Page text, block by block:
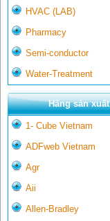
HVAC (LAB)
Pharmacy
Semi-conductor
Water-Treatment
Hãng sản xuất
1- Cube Vietnam
ADFweb Vietnam
Agr
Aii
Allen-Bradley